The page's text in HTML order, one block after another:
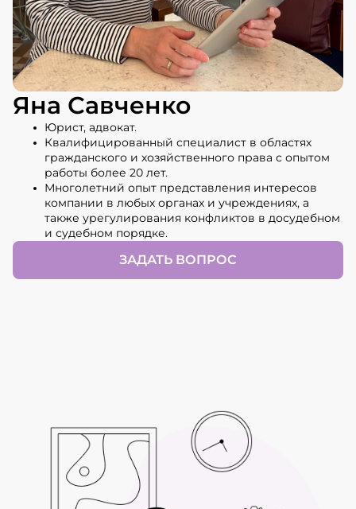
Яна Савченко
Юрист, адвокат.
Квалифицированный специалист в областях
гражданского и хозяйственного права с опытом
работы более 20 лет.
Многолетний опыт представления интересов
компании в любых органах и учреждениях, а
также урегулирования конфликтов в досудебном
и судебном порядке.
ЗАДАТЬ ВОПРОС